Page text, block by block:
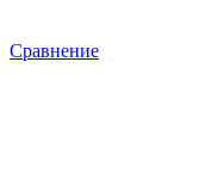
Сравнение